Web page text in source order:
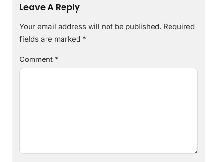
Leave A Reply
Your email address will not be published. Required
fields are marked *
Comment *